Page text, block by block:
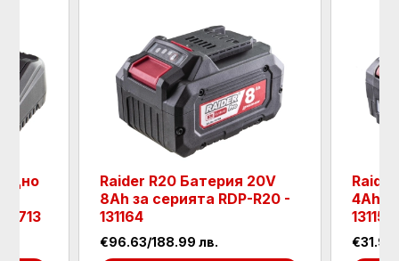
Raider R20 Батерия 20V
8Ah за серията RDP-R20 -
131164
€96.63/188.99 лв.
4Ah
131153